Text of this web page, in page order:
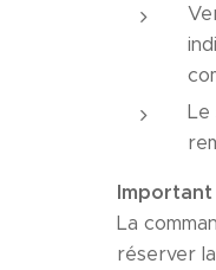
Le
Important
La
réserver